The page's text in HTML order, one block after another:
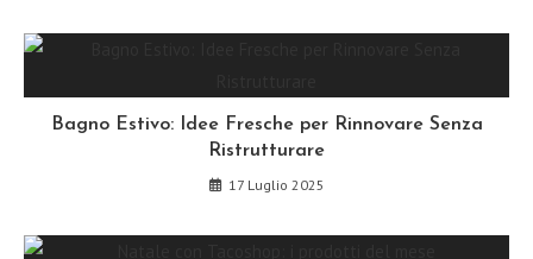
Bagno Estivo: Idee Fresche per Rinnovare Senza
Ristrutturare
17 Luglio 2025